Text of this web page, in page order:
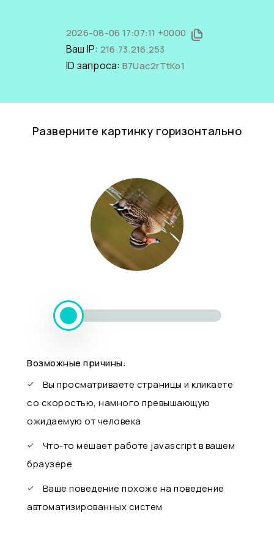
2026-08-06 17:07:11 +0000
Ваш IP: 216.73.216.253
ID запроса: B7Uac2rTtKo1
Разверните картинку горизонтально
Возможные причины:
Вы просматриваете страницы и кликаете
со скоростью, намного превышающую
ожидаемую от человека
Что-то мешает работе javascript в вашем
браузере
Ваше поведение похоже на поведение
автоматизированных систем